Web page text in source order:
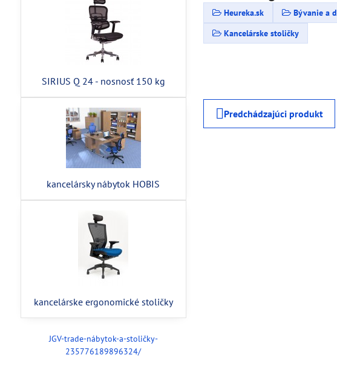
Heureka.sk Bývanie a
Kancelárske stoličky
Predchádzajúci produkt
SIRIUS Q 24 - nosnosť 150 kg
kancelársky nábytok HOBIS
kancelárske ergonomické stoličky
JGV-trade-nábytok-a-stoličky-
235776189896324/